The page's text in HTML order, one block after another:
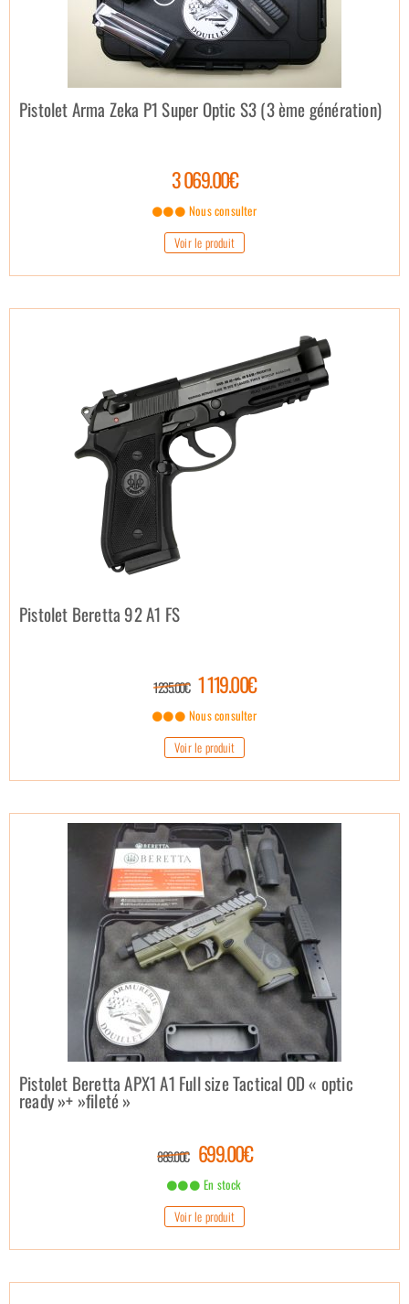
Pistolet Arma Zeka P1 Super Optic S3 (3 ème génération)
3 069.00€
Nous consulter
Voir le produit
Pistolet Beretta 92 A1 FS
1 235.00€ 1 119.00€
Nous consulter
Voir le produit
Pistolet Beretta APX1 A1 Full size Tactical OD « optic
ready »+ »fileté »
889.00€ 699.00€
En stock
Voir le produit